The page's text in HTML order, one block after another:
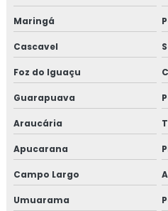
Projeto de sistema de incêndio
Projetos elétricos prediais
Projetos de engenharia elétrica
Projetos de instalações
Segurança do trabalho pcmso
Maringá
Cascavel
Foz do Iguaçu
Guarapuava
Araucária
Apucarana
Campo Largo
Umuarama